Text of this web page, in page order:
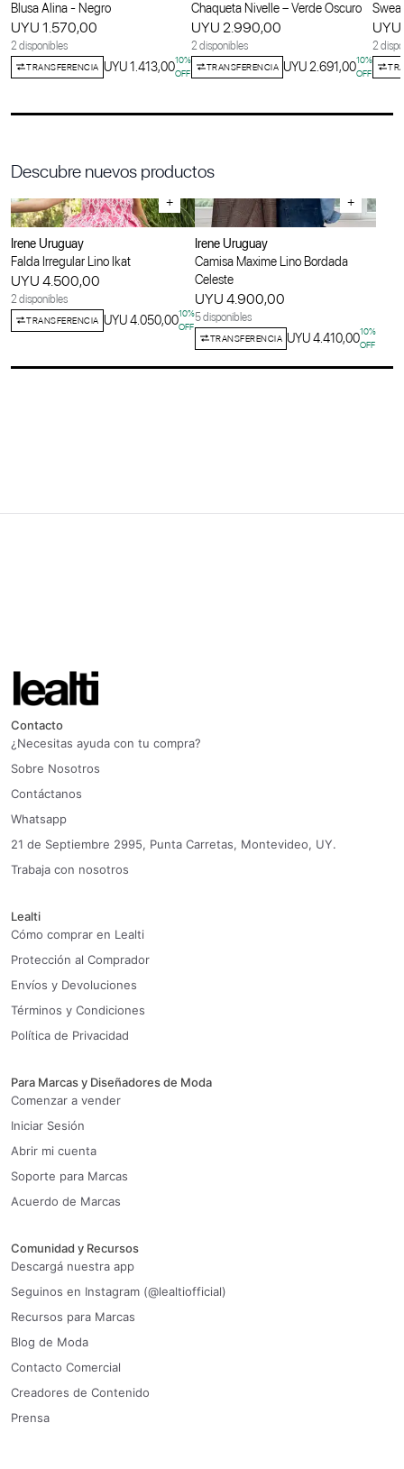
Blusa Alina - Negro
UYU 1.570,00
2 disponibles
TRANSFERENCIA UYU 1.413,0010%
OFF
Chaqueta Nivelle – Verde Oscuro
UYU 2.990,00
2 disponibles
TRANSFERENCIA UYU 2.691,0010%
OFF
2
Descubre nuevos productos
+
Irene Uruguay
Falda Irregular Lino Ikat
UYU 4.500,00
2 disponibles
TRANSFERENCIA UYU 4.050,0010%
OFF
+
Irene Uruguay
Camisa Maxime Lino Bordada
Celeste
UYU 4.900,00
5 disponibles
TRANSFERENCIA UYU 4.410,0010%
OFF
Contacto
¿Necesitas ayuda con tu compra?
Sobre Nosotros
Contáctanos
Whatsapp
21 de Septiembre 2995, Punta Carretas, Montevideo, UY.
Trabaja con nosotros
Lealti
Cómo comprar en Lealti
Protección al Comprador
Envíos y Devoluciones
Términos y Condiciones
Política de Privacidad
Para Marcas y Diseñadores de Moda
Comenzar a vender
Iniciar Sesión
Abrir mi cuenta
Soporte para Marcas
Acuerdo de Marcas
Comunidad y Recursos
Descargá nuestra app
Seguinos en Instagram (@lealtiofficial)
Recursos para Marcas
Blog de Moda
Contacto Comercial
Creadores de Contenido
Prensa